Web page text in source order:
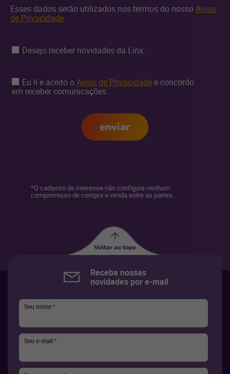
Esses dados serão utilizados nos termos do nossoAviso
de Privacidade.
Desejo receber novidades da Linx:
Eu li e aceito oAviso de Privacidade e concordo
em receber comunicações.
enviar
*O cadastro de interesse não configura nenhum
compromisso de compra e venda entre as partes.
Voltar ao topo
Receba nossas
novidades por e-mail
Seu nome*
Seu e-mail*